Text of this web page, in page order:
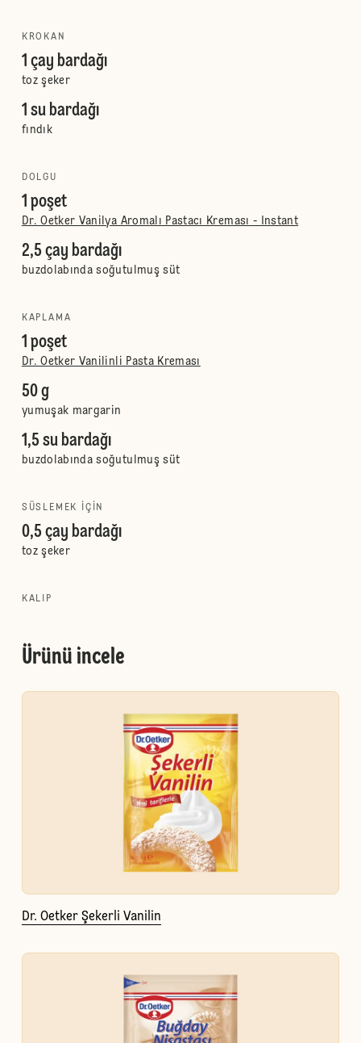
KROKAN
1 çay bardağı
toz şeker
1 su bardağı
fındık
DOLGU
1 poşet
Dr. Oetker Vanilya Aromalı Pastacı Kreması - Instant
2,5 çay bardağı
buzdolabında soğutulmuş süt
KAPLAMA
1 poşet
Dr. Oetker Vanilinli Pasta Kreması
50 g
yumuşak margarin
1,5 su bardağı
buzdolabında soğutulmuş süt
SÜSLEMEK IÇIN
0,5 çay bardağı
toz şeker
KALIP
Ürünü incele
Dr. Oetker Şekerli Vanilin